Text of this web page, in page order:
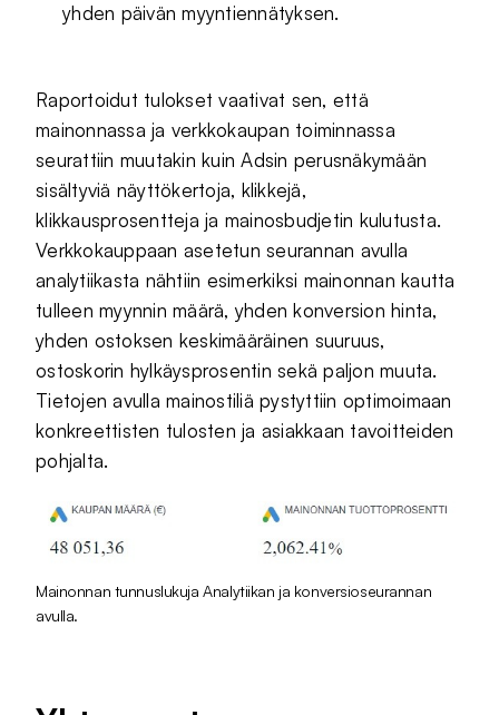
yhden päivän myyntiennätyksen.
Raportoidut tulokset vaativat sen, että
mainonnassa ja verkkokaupan toiminnassa
seurattiin muutakin kuin Adsin perusnäkymään
sisältyviä näyttökertoja, klikkejä,
klikkausprosentteja ja mainosbudjetin kulutusta.
Verkkokauppaan asetetun seurannan avulla
analytiikasta nähtiin esimerkiksi mainonnan kautta
tulleen myynnin määrä, yhden konversion hinta,
yhden ostoksen keskimääräinen suuruus,
ostoskorin hylkäysprosentin sekä paljon muuta.
Tietojen avulla mainostiliä pystyttiin optimoimaan
konkreettisten tulosten ja asiakkaan tavoitteiden
pohjalta.
Mainonnan tunnuslukuja Analytiikan ja konversioseurannan
avulla.